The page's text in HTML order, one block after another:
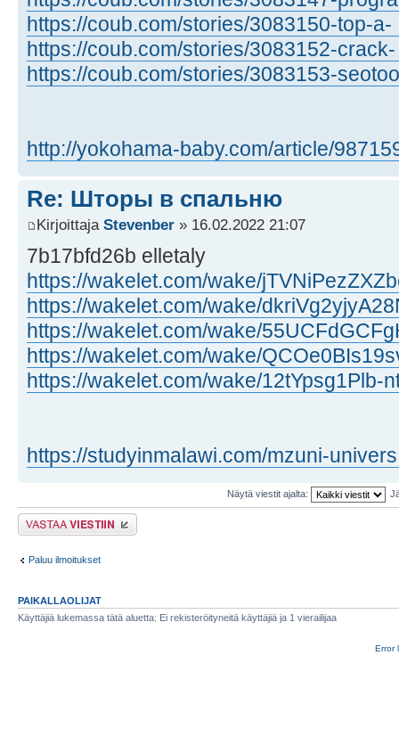
https://coub.com/stories/3083150-top-a-
https://coub.com/stories/3083152-
https://coub.com/stories/3083153-
http://yokohama-baby.com/article/
Re: Шторы в спальню
Kirjoittaja Stevenber » 16.02.2022 21:07
7b17bfd26b elletaly
https://wakelet.com/wake/
https://wakelet.com/wake/
https://wakelet.com/wake/
https://wakelet.com/wake/
https://wakelet.com/wake/12tYpsg1Plb-
https://studyinmalawi.com/mzuni-
Näytä viestit ajalta:
Lähetä vastaus
Paluu ilmoitukset
PAIKALLAOLIJAT
Käyttäjiä lukemassa tätä aluetta: Ei rekisteröityneitä käyttäjiä ja 1 vierailijaa
Error